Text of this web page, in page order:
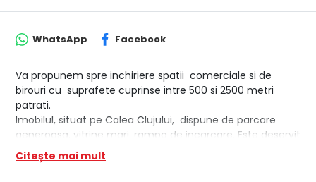
WhatsApp Facebook
Va propunem spre inchiriere spatii comerciale si de
birouri cu suprafete cuprinse intre 500 si 2500 metri
patrati.
Imobilul, situat pe Calea Clujului, dispune de parcare
generoasa, vitrine mari, rampa de incarcare. Este deservit
de transport public.
Pentru mai multe informatii va rugam contactati: 0758
Citește mai mult